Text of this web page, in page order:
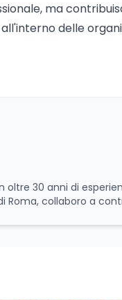
ma
delle
oltre 30 anni di
Roma, collaboro a
attività
pubblici e privati